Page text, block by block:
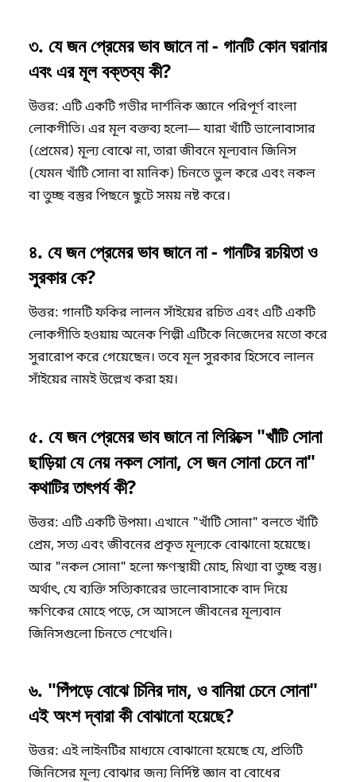
৩. যে জন প্রেমের ভাব জানে না - গানটি কোন ঘরানার
এবং এর মূল বক্তব্য কী?
উত্তর: এটি একটি গভীর দার্শনিক জ্ঞানে পরিপূর্ণ বাংলা
লোকগীতি। এর মূল বক্তব্য হলো— যারা খাঁটি ভালোবাসার
(প্রেমের) মূল্য বোঝে না, তারা জীবনে মূল্যবান জিনিস
(যেমন খাঁটি সোনা বা মানিক) চিনতে ভুল করে এবং নকল
বা তুচ্ছ বস্তুর পিছনে ছুটে সময় নষ্ট করে।
​৪. যে জন প্রেমের ভাব জানে না - গানটির রচয়িতা ও
সুরকার কে?
​উত্তর: গানটি ফকির লালন সাঁইয়ের রচিত এবং এটি একটি
লোকগীতি হওয়ায় অনেক শিল্পী এটিকে নিজেদের মতো করে
সুরারোপ করে গেয়েছেন। তবে মূল সুরকার হিসেবে লালন
সাঁইয়ের নামই উল্লেখ করা হয়।
​৫. যে জন প্রেমের ভাব জানে না লিরিক্সে "খাঁটি সোনা
ছাড়িয়া যে নেয় নকল সোনা, সে জন সোনা চেনে না"
কথাটির তাৎপর্য কী?
​উত্তর: এটি একটি উপমা। এখানে "খাঁটি সোনা" বলতে খাঁটি
প্রেম, সত্য এবং জীবনের প্রকৃত মূল্যকে বোঝানো হয়েছে।
আর "নকল সোনা" হলো ক্ষণস্থায়ী মোহ, মিথ্যা বা তুচ্ছ বস্তু।
অর্থাৎ, যে ব্যক্তি সত্যিকারের ভালোবাসাকে বাদ দিয়ে
ক্ষণিকের মোহে পড়ে, সে আসলে জীবনের মূল্যবান
জিনিসগুলো চিনতে শেখেনি।
​৬. "পিঁপড়ে বোঝে চিনির দাম, ও বানিয়া চেনে সোনা"
এই অংশ দ্বারা কী বোঝানো হয়েছে?
​উত্তর: এই লাইনটির মাধ্যমে বোঝানো হয়েছে যে, প্রতিটি
জিনিসের মূল্য বোঝার জন্য নির্দিষ্ট জ্ঞান বা বোধের